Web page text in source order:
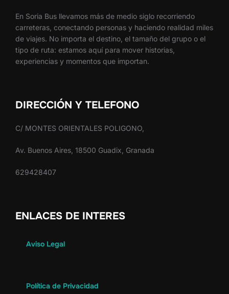
En Soria Bus llevamos más de medio siglo recorriendo
carreteras, conectando personas y haciendo realidad miles
de viajes. No importa el destino, el tamaño del grupo o el
tipo de ruta: estamos aquí para mover historias,
experiencias y momentos que importan.
DIRECCIÓN Y TELEFONO
C/ MONTES ORIENTALES POLIGONO,
Av. Buenos Aires, 18500 Guadix, Granada
629428407
ENLACES DE INTERES
Aviso Legal
Política de Privacidad